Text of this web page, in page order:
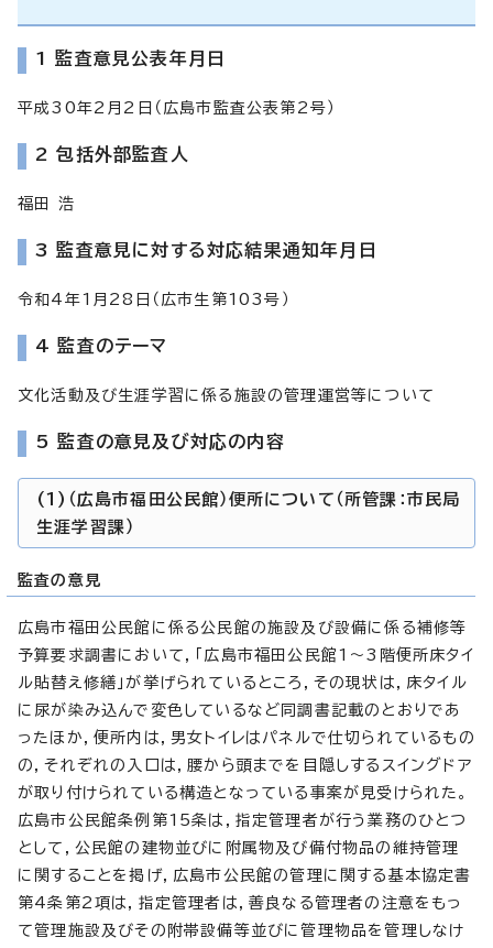
1 監査意見公表年月日
平成30年2月2日（広島市監査公表第2号）
2 包括外部監査人
福田 浩
3 監査意見に対する対応結果通知年月日
令和4年1月28日（広市生第103号）
4 監査のテーマ
文化活動及び生涯学習に係る施設の管理運営等について
5 監査の意見及び対応の内容
(1)（広島市福田公民館）便所について（所管課：市民局
生涯学習課）
監査の意見
広島市福田公民館に係る公民館の施設及び設備に係る補修等
予算要求調書において，「広島市福田公民館1～3階便所床タイ
ル貼替え修繕」が挙げられているところ，その現状は，床タイル
に尿が染み込んで変色しているなど同調書記載のとおりであ
ったほか，便所内は，男女トイレはパネルで仕切られているもの
の，それぞれの入口は，腰から頭までを目隠しするスイングドア
が取り付けられている構造となっている事案が見受けられた。
広島市公民館条例第15条は，指定管理者が行う業務のひとつ
として，公民館の建物並びに附属物及び備付物品の維持管理
に関することを掲げ，広島市公民館の管理に関する基本協定書
第4条第2項は，指定管理者は，善良なる管理者の注意をもっ
て管理施設及びその附帯設備等並びに管理物品を管理しなけ